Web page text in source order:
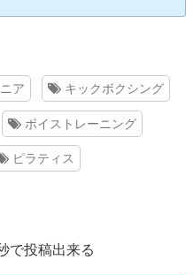
ア キックボクシング
ボイストレーニング
ピラティス
で投稿出来る